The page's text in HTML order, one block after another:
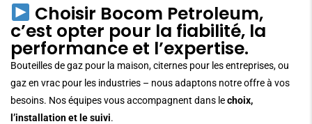
Choisir Bocom Petroleum,
c’est opter pour la fiabilité, la
performance et l’expertise.
Bouteilles de gaz pour la maison, citernes pour les entreprises, ou
gaz en vrac pour les industries – nous adaptons notre offre à vos
besoins. Nos équipes vous accompagnent dans lechoix,
l’installation et le suivi.